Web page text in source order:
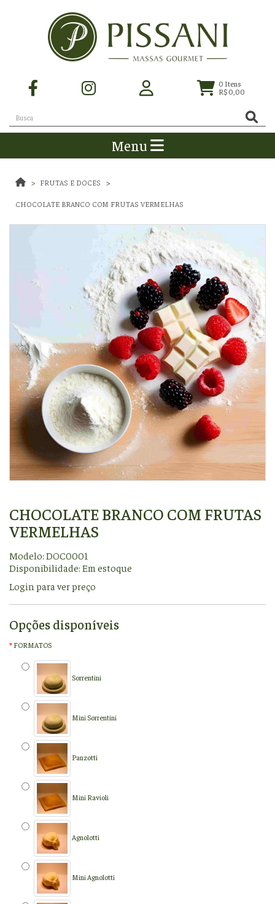
0 Itens
R$ 0,00
Menu
FRUTAS E DOCES
CHOCOLATE BRANCO COM FRUTAS VERMELHAS
CHOCOLATE BRANCO COM FRUTAS
VERMELHAS
Modelo: DOC0001
Disponibilidade: Em estoque
Login para ver preço
Opções disponíveis
FORMATOS
Sorrentini
Mini Sorrentini
Panzotti
Mini Ravioli
Agnolotti
Mini Agnolotti